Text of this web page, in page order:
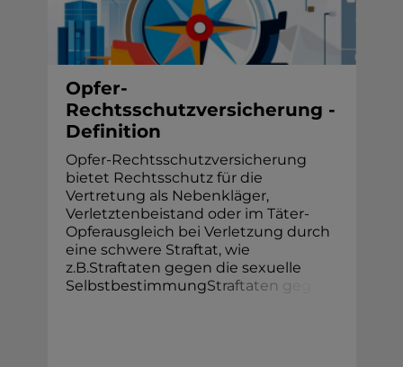
Opfer-
Rechtsschutzversicherung -
Definition
Opfer-Rechtsschutzversicherung
bietet Rechtsschutz für die
Vertretung als Nebenkläger,
Verletztenbeistand oder im Täter-
Opferausgleich bei Verletzung durch
eine schwere Straftat, wie
z.B.Straftaten gegen die sexuelle
SelbstbestimmungStraftaten g